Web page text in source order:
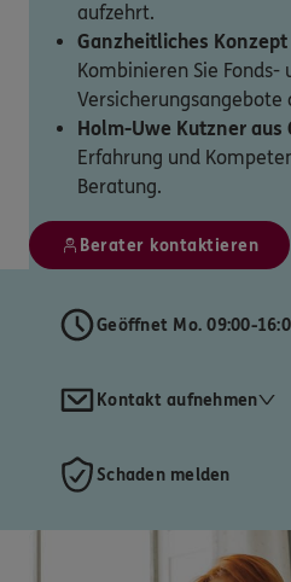
aufzehrt.
Ganzheitliches Konzept
Kombinieren Sie Fonds-
Versicherungsangebote
Holm-Uwe Kutzner aus
Erfahrung und
Beratung.
Berater kontaktieren
Geöffnet Mo. 09:00-
Kontakt aufnehmen
Schaden melden